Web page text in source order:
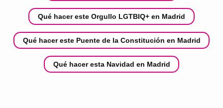
Qué hacer este Orgullo LGTBIQ+ en Madrid
Qué hacer este Puente de la Constitución en Madrid
Qué hacer esta Navidad en Madrid